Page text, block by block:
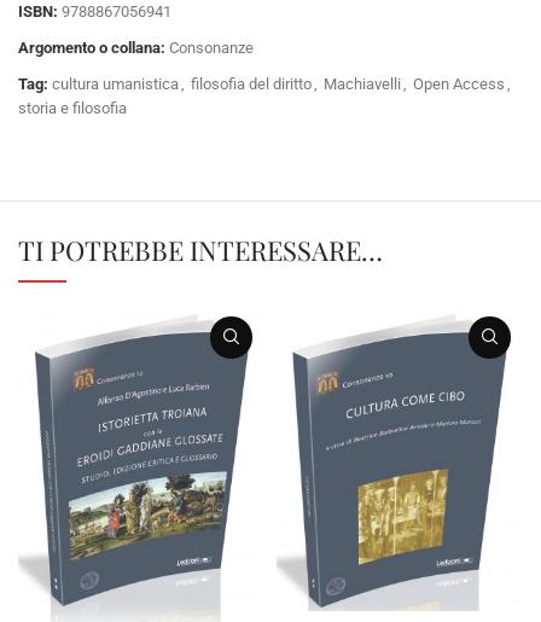
ISBN: 9788867056941
Argomento o collana: Consonanze
Tag: cultura umanistica filosofia del diritto Machiavelli Open Access
storia e filosofia
TI POTREBBE INTERESSARE…